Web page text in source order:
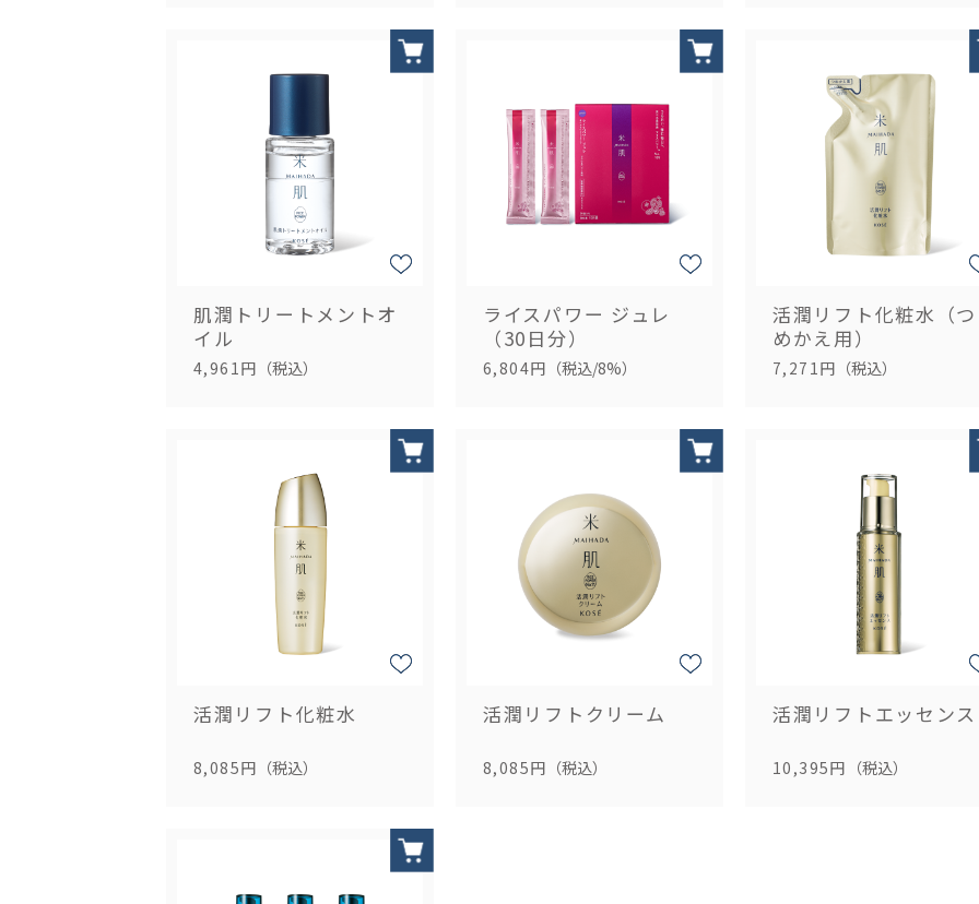
肌潤トリートメントオ
イル
4,961円 （税込）
ライスパワー ジュレ
（30日分）
6,804円 （税込/8%）
活潤リフト化粧水（つ
めかえ用）
7,271円 （税込）
活潤リフト化粧水
8,085円 （税込）
活潤リフトクリーム
8,085円 （税込）
活潤リフトエッセンス
10,395円 （税込）